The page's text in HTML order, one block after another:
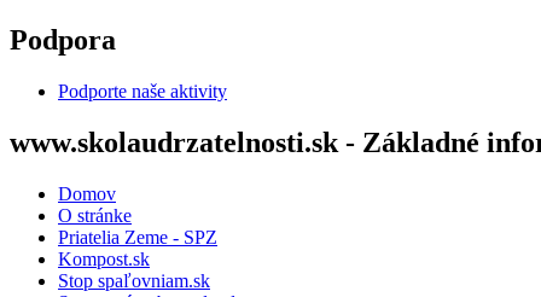
Skip to main content
Podpora
Podporte naše aktivity
www.skolaudrzatelnosti.sk - Základné
Domov
O stránke
Priatelia Zeme - SPZ
Kompost.sk
Stop spaľovniam.sk